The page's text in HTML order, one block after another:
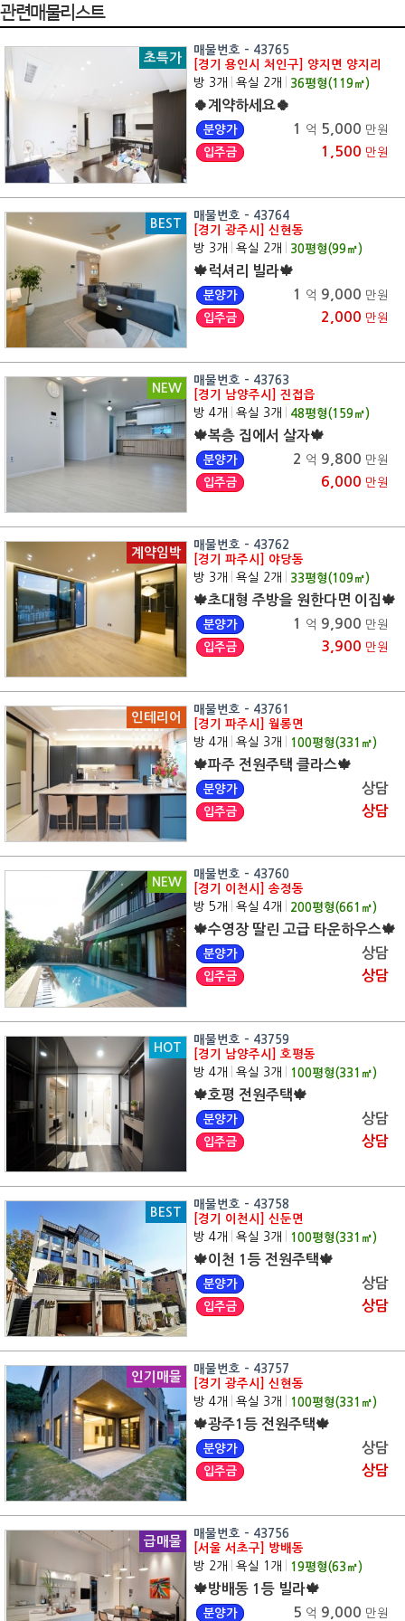
관련매물리스트
초특가
매물번호 - 43765
[경기 용인시 처인구] 양지면 양지리
방 3개
욕실 2개 36평형(119㎡)
🍀계약하세요🍀
분양가 1 억 5,000 만원
입주금
1,500 만원
BEST
매물번호 - 43764
[경기 광주시] 신현동
방 3개
욕실 2개 30평형(99㎡)
🍁럭셔리 빌라🍁
분양가 1 억 9,000 만원
입주금
2,000 만원
NEW
매물번호 - 43763
[경기 남양주시] 진접읍
방 4개
욕실 3개 48평형(159㎡)
🍁복층 집에서 살자🍁
분양가 2 억 9,800 만원
입주금
6,000 만원
계약임박
매물번호 - 43762
[경기 파주시] 야당동
방 3개
욕실 2개 33평형(109㎡)
🍁초대형 주방을 원한다면 이집🍁
분양가 1 억 9,900 만원
입주금
3,900 만원
인테리어
매물번호 - 43761
[경기 파주시] 월롱면
방 4개
욕실 3개 100평형(331 ㎡)
🍁파주 전원주택 클라스🍁
분양가 상담
입주금 상담
NEW
매물번호 - 43760
[경기 이천시] 송정동
방 5개
욕실 4개 200평형(661 ㎡)
🍁수영장 딸린 고급 타운하우스🍁
분양가 상담
입주금 상담
HOT
매물번호 - 43759
[경기 남양주시] 호평동
방 4개
욕실 3개 100평형(331 ㎡)
🍁호평 전원주택🍁
분양가 상담
입주금 상담
BEST
매물번호 - 43758
[경기 이천시] 신둔면
방 4개
욕실 3개 100평형(331 ㎡)
🍁이천 1등 전원주택🍁
분양가 상담
입주금 상담
인기매물
매물번호 - 43757
[경기 광주시] 신현동
방 4개
욕실 3개 100평형(331 ㎡)
🍁광주1등 전원주택🍁
분양가 상담
입주금 상담
급매물
매물번호 - 43756
[서울 서초구] 방배동
방 2개
욕실 1개 19평형(63㎡)
🍁방배동 1등 빌라🍁
분양가 5 억 9,000 만원